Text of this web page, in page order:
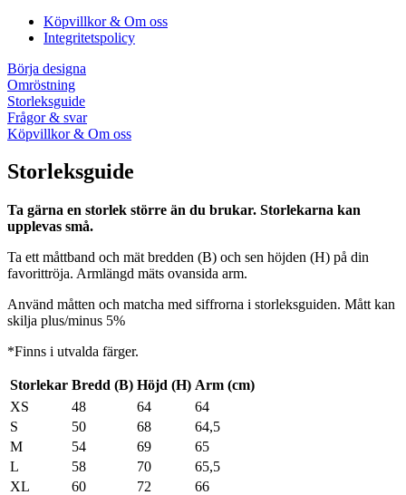
Köpvillkor & Om oss
Integritetspolicy
Börja designa
Omröstning
Storleksguide
Frågor & svar
Köpvillkor & Om oss
Storleksguide
Ta gärna en storlek större än du brukar. Storlekarna kan
upplevas små.
Ta ett måttband och mät bredden (B) och sen höjden (H) på din
favorittröja. Armlängd mäts ovansida arm.
Använd måtten och matcha med siffrorna i storleksguiden. Mått kan
skilja plus/minus 5%
*Finns i utvalda färger.
Storlekar Bredd (B) Höjd (H) Arm (cm)
XS
48 64
64
S
50 68
64,5
M
54 69
65
L
58 70
65,5
XL
60 72 66